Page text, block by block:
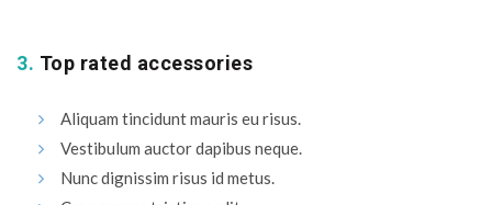
3. Top rated accessories
Aliquam tincidunt mauris eu risus.
Vestibulum auctor dapibus neque.
Nunc dignissim risus id metus.